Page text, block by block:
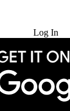
Log In